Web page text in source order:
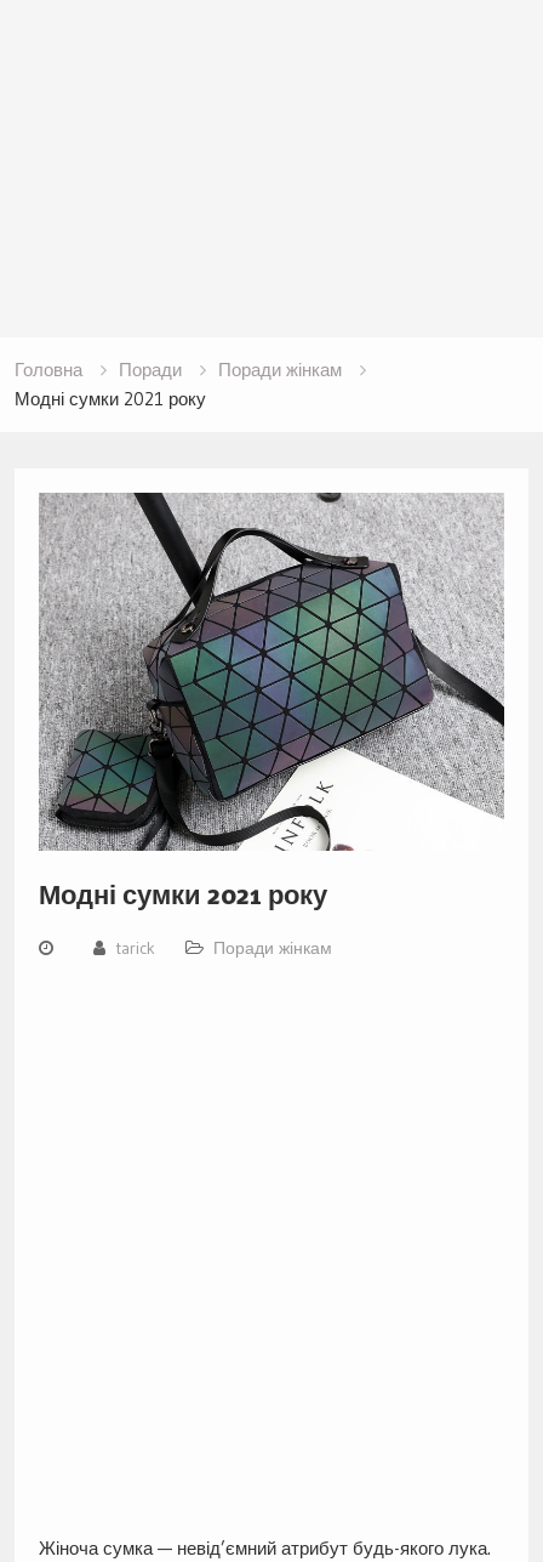
Головна Поради
Поради жінкам
Модні сумки 2021 року
Модні сумки 2021 року
tarick Поради жінкам
Жіноча сумка — невід’ємний атрибут будь-якого лука.